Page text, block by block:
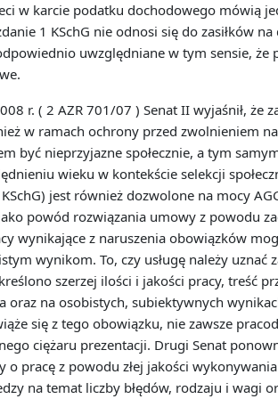
w karcie podatku dochodowego mówią
1 KSchG nie odnosi się do zasiłków
uwzględniane w tym sensie,
r. ( 2 AZR 701/07 ) Senat II wyjaśnił,
w ramach ochrony przed zwolnieniem
być nieprzyjazne społecznie, a tym
wieku w kontekście selekcji
jest również dozwolone na mocy
powód rozwiązania umowy z powodu
wynikające z naruszenia obowiązków
wynikom. To, czy usługę należy
szerzej ilości i jakości pracy, treść
oraz na osobistych, subiektywnych
się z tego obowiązku, nie zawsze
ciężaru prezentacji. Drugi Senat
pracę z powodu złej jakości
na temat liczby błędów, rodzaju i wagi